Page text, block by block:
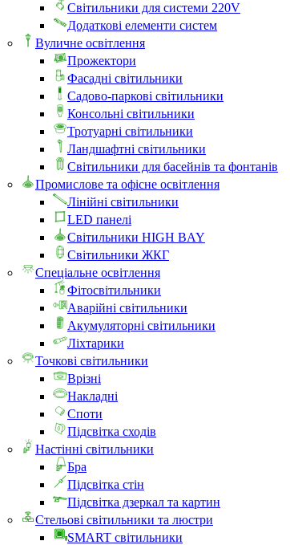
Світильники для системи 220V
Додаткові елементи систем
Вуличне освітлення
Прожектори
Фасадні світильники
Садово-паркові світильники
Консольні світильники
Тротуарні світильники
Ландшафтні світильники
Світильники для басейнів та фонтанів
Промислове та офісне освітлення
Лінійні світильники
LED панелі
Світильники HIGH BAY
Світильники ЖКГ
Спеціальне освітлення
Фітосвітильники
Аварійні світильники
Акумуляторні світильники
Ліхтарики
Точкові світильники
Врізні
Накладні
Споти
Підсвітка сходів
Настінні світильники
Бра
Підсвітка стін
Підсвітка дзеркал та картин
Стельові світильники та люстри
SMART світильники